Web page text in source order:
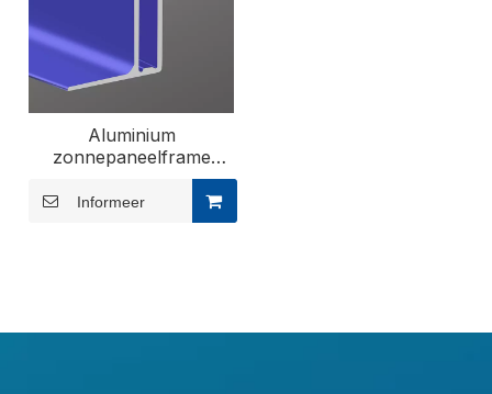
Aluminium
zonnepaneelframe
Informeer